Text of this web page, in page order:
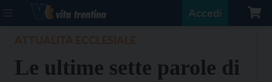
Accedi
Le ultime sette parole di